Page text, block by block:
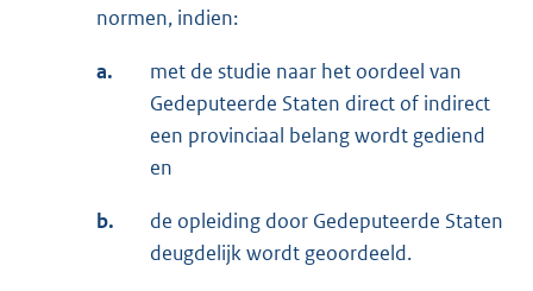
normen, indien:
a.
met de studie naar het oordeel van
Gedeputeerde Staten direct of indirect
een provinciaal belang wordt gediend
en
b.
de opleiding door Gedeputeerde Staten
deugdelijk wordt geoordeeld.